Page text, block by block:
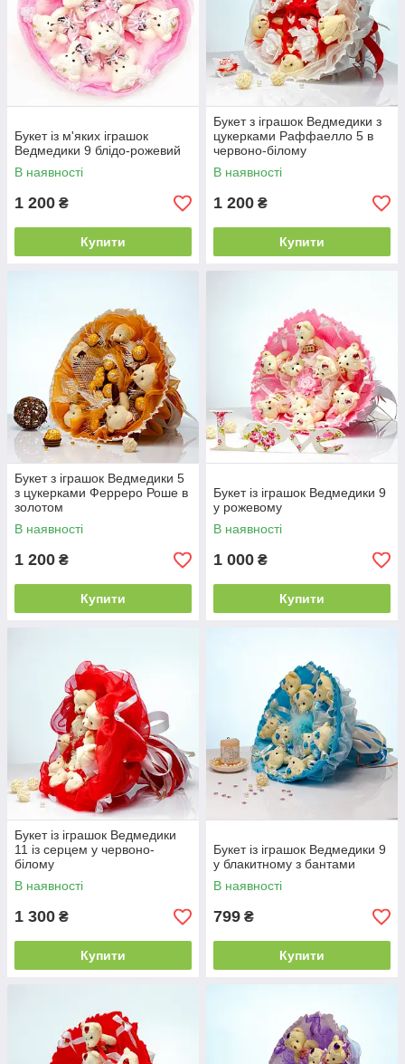
Букет із м'яких іграшок
Ведмедики 9 блідо-рожевий
В наявності
1 200 ₴
Купити
Букет з іграшок Ведмедики з
цукерками Раффаелло 5 в
червоно-білому
В наявності
1 200 ₴
Купити
Букет з іграшок Ведмедики 5
з цукерками Ферреро Роше в
золотом
В наявності
1 200 ₴
Купити
Букет із іграшок Ведмедики 9
у рожевому
В наявності
1 000 ₴
Купити
Букет із іграшок Ведмедики
11 із серцем у червоно-
білому
В наявності
1 300 ₴
Купити
Букет із іграшок Ведмедики 9
у блакитному з бантами
В наявності
799 ₴
Купити